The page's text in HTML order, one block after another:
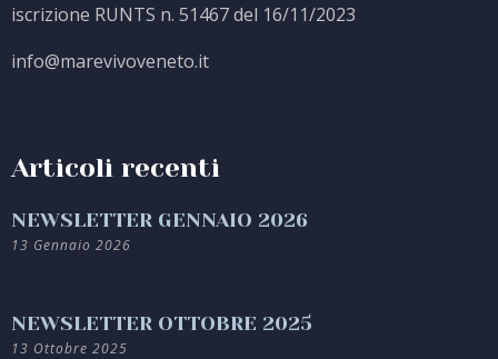
iscrizione RUNTS n. 51467 del 16/11/2023
info@marevivoveneto.it
Articoli recenti
NEWSLETTER GENNAIO 2026
13 Gennaio 2026
NEWSLETTER OTTOBRE 2025
13 Ottobre 2025